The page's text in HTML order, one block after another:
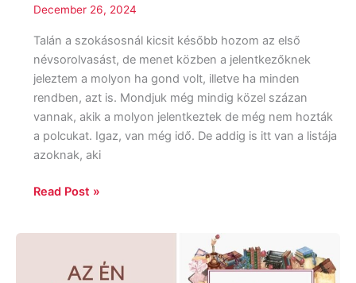
December 26, 2024
Talán a szokásosnál kicsit később hozom az első
névsorolvasást, de menet közben a jelentkezőknek
jeleztem a molyon ha gond volt, illetve ha minden
rendben, azt is. Mondjuk még mindig közel százan
vannak, akik a molyon jelentkeztek de még nem hozták
a polcukat. Igaz, van még idő. De addig is itt van a listája
azoknak, aki
Read Post »